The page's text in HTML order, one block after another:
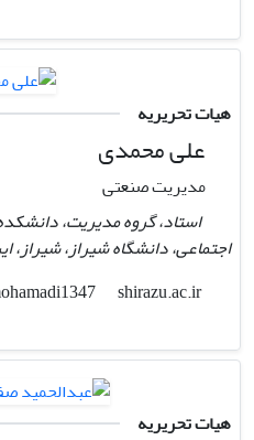
هیات تحریریه
علی محمدی
مدیریت صنعتی
استاد، گروه مدیریت،
اجتماعی، دانشگاه شیراز، شیراز،
amohamadi1347
shirazu.ac.ir
هیات تحریریه